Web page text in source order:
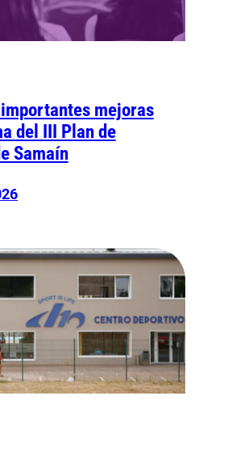
mejoras
del III Plan de
Samaín